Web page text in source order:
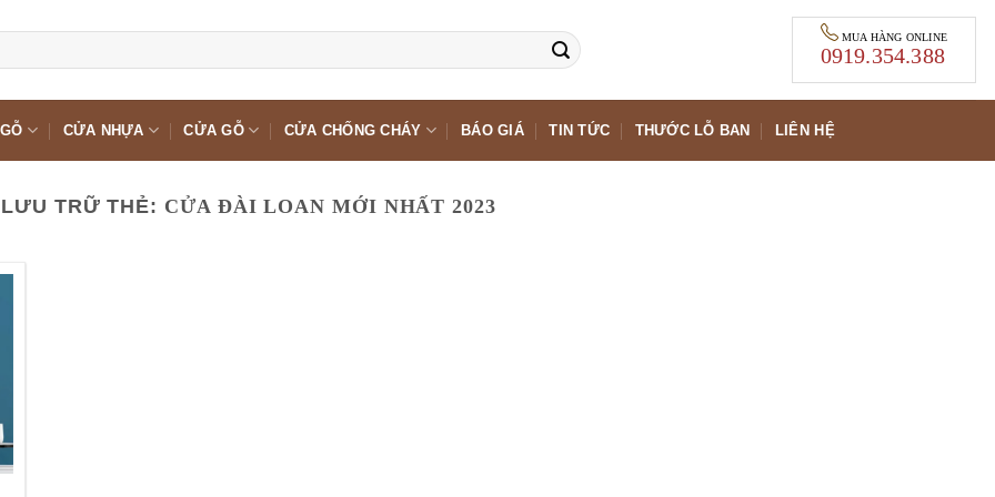
MUA HÀNG ONLINE
0919.354.388
CỬA NHỰA CỬA GỖ CỬA CHỐNG CHÁY BÁO GIÁ TIN TỨC THƯỚC LỖ BAN LIÊN HỆ
LƯU TRỮ THẺ: CỬA ĐÀI LOAN MỚI NHẤT 2023